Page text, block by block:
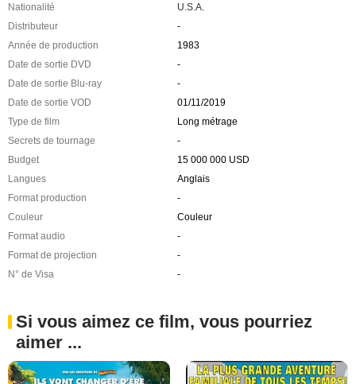
Nationalité
U.S.A.
Distributeur
-
Année de production
1983
Date de sortie DVD
-
Date de sortie Blu-ray
-
Date de sortie VOD
01/11/2019
Type de film
Long métrage
Secrets de tournage
-
Budget
15 000 000 USD
Langues
Anglais
Format production
-
Couleur
Couleur
Format audio
-
Format de projection
-
N° de Visa
-
Si vous aimez ce film, vous pourriez
aimer ...